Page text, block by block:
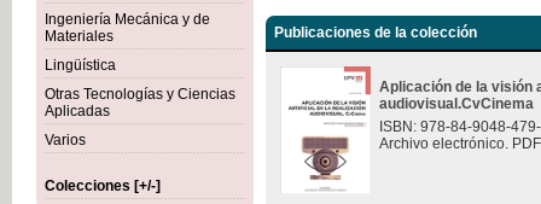
Ingeniería Mecánica y de
Materiales
Lingüística
Otras Tecnologías y Ciencias
Aplicadas
Varios
Colecciones [+/-]
Publicaciones de la colección
Aplicación de la visión
audiovisual.CvCinema
ISBN: 978-84-9048-
Archivo electrónico.